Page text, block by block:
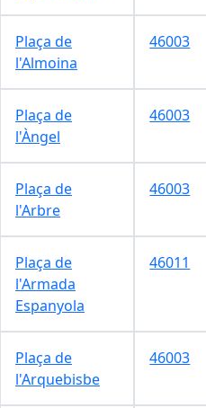
Plaça de
l'Almoina
46003
Plaça de
l'Àngel
46003
Plaça de
l'Arbre
46003
Plaça de
l'Armada
Espanyola
46011
Plaça de
l'Arquebisbe
46003